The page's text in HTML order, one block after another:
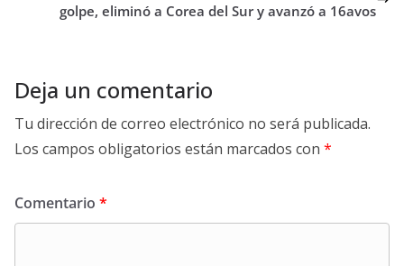
golpe, eliminó a Corea del Sur y avanzó a 16avos
Deja un comentario
Tu dirección de correo electrónico no será publicada.
Los campos obligatorios están marcados con *
Comentario *